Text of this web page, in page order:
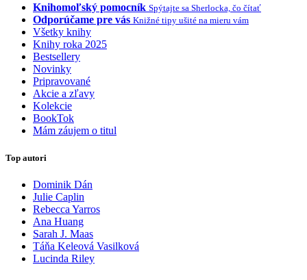
Knihomoľský pomocník Spýtajte sa Sherlocka, čo čítať
Odporúčame pre vás Knižné tipy ušité na mieru vám
Všetky knihy
Knihy roka 2025
Bestsellery
Novinky
Pripravované
Akcie a zľavy
Kolekcie
BookTok
Mám záujem o titul
Top autori
Dominik Dán
Julie Caplin
Rebecca Yarros
Ana Huang
Sarah J. Maas
Táňa Keleová Vasilková
Lucinda Riley